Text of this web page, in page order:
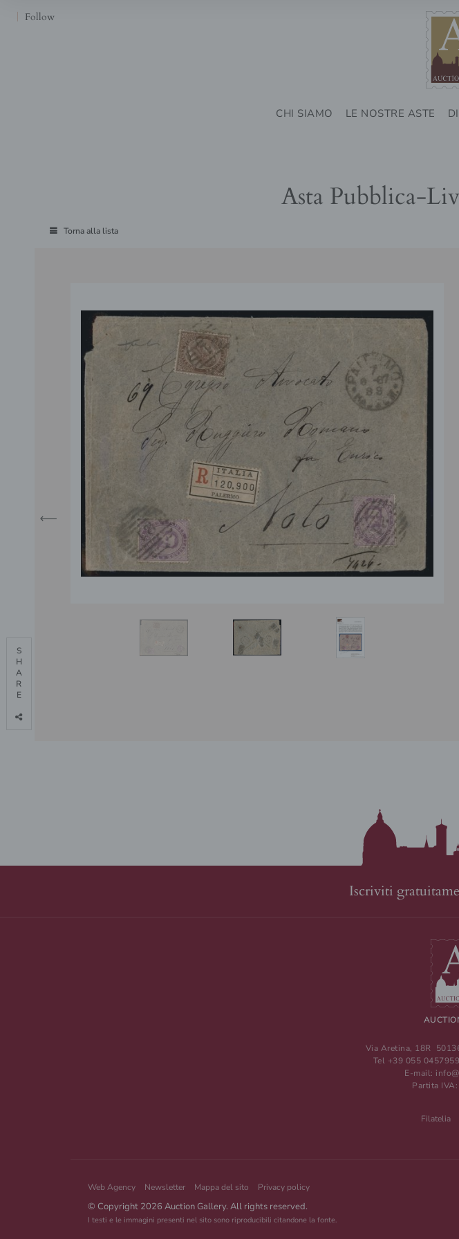
Follow
CHI SIAMO LE NOSTRE ASTE
Asta Pubblica-
Torna alla lista
Iscriviti
Via Aretina, 18R
Tel +39 055 0457959
E-mail:
Partita IVA:
Filatelia
Web Agency Newsletter Mappa del sito Privacy policy
© Copyright 2026 Auction Gallery. All rights reserved.
I testi e le immagini presenti nel sito sono riproducibili citandone la fonte.
S
H
A
R
E